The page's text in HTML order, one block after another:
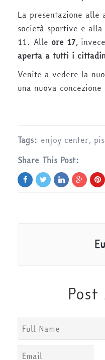
La presentazione
società sportive e
11. Alle ore 17,
aperta a tutti i
Venite a vedere la
una nuova
Tags: enjoy center,
Share This Post:
Post